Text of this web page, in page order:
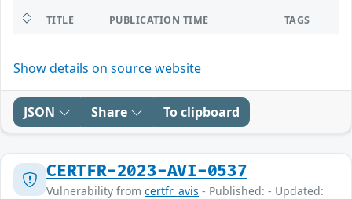
TITLE PUBLICATION TIME TAGS
Show details on source website
JSON Share To clipboard
CERTFR-2023-AVI-0537
Vulnerability from certfr_avis - Published: - Updated: